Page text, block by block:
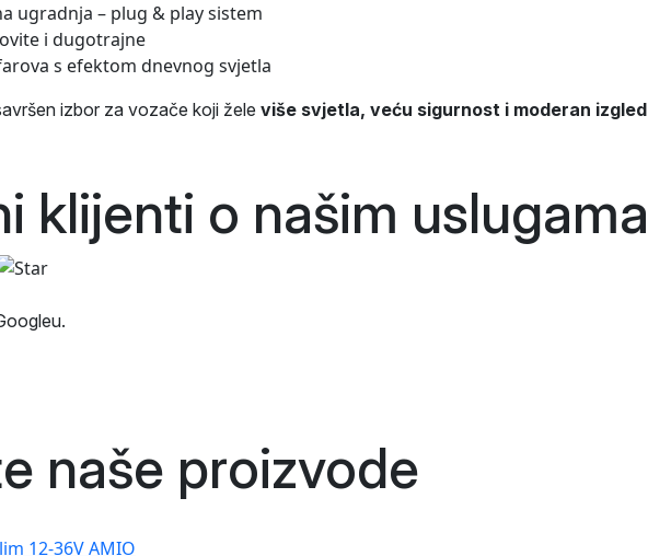
ugradnja – plug & play sistem
i dugotrajne
s efektom dnevnog svjetla
izbor za vozače koji žele više svjetla, veću sigurnost i moderan izgled
klijenti o našim uslugama
naše proizvode